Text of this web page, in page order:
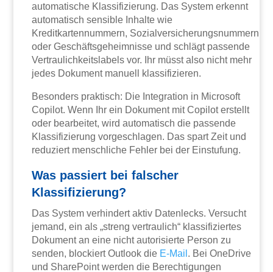
automatische Klassifizierung. Das System erkennt
automatisch sensible Inhalte wie
Kreditkartennummern, Sozialversicherungsnummern
oder Geschäftsgeheimnisse und schlägt passende
Vertraulichkeitslabels vor. Ihr müsst also nicht mehr
jedes Dokument manuell klassifizieren.
Besonders praktisch: Die Integration in Microsoft
Copilot. Wenn Ihr ein Dokument mit Copilot erstellt
oder bearbeitet, wird automatisch die passende
Klassifizierung vorgeschlagen. Das spart Zeit und
reduziert menschliche Fehler bei der Einstufung.
Was passiert bei falscher
Klassifizierung?
Das System verhindert aktiv Datenlecks. Versucht
jemand, ein als „streng vertraulich“ klassifiziertes
Dokument an eine nicht autorisierte Person zu
senden, blockiert Outlook die E-Mail . Bei OneDrive
und SharePoint werden die Berechtigungen